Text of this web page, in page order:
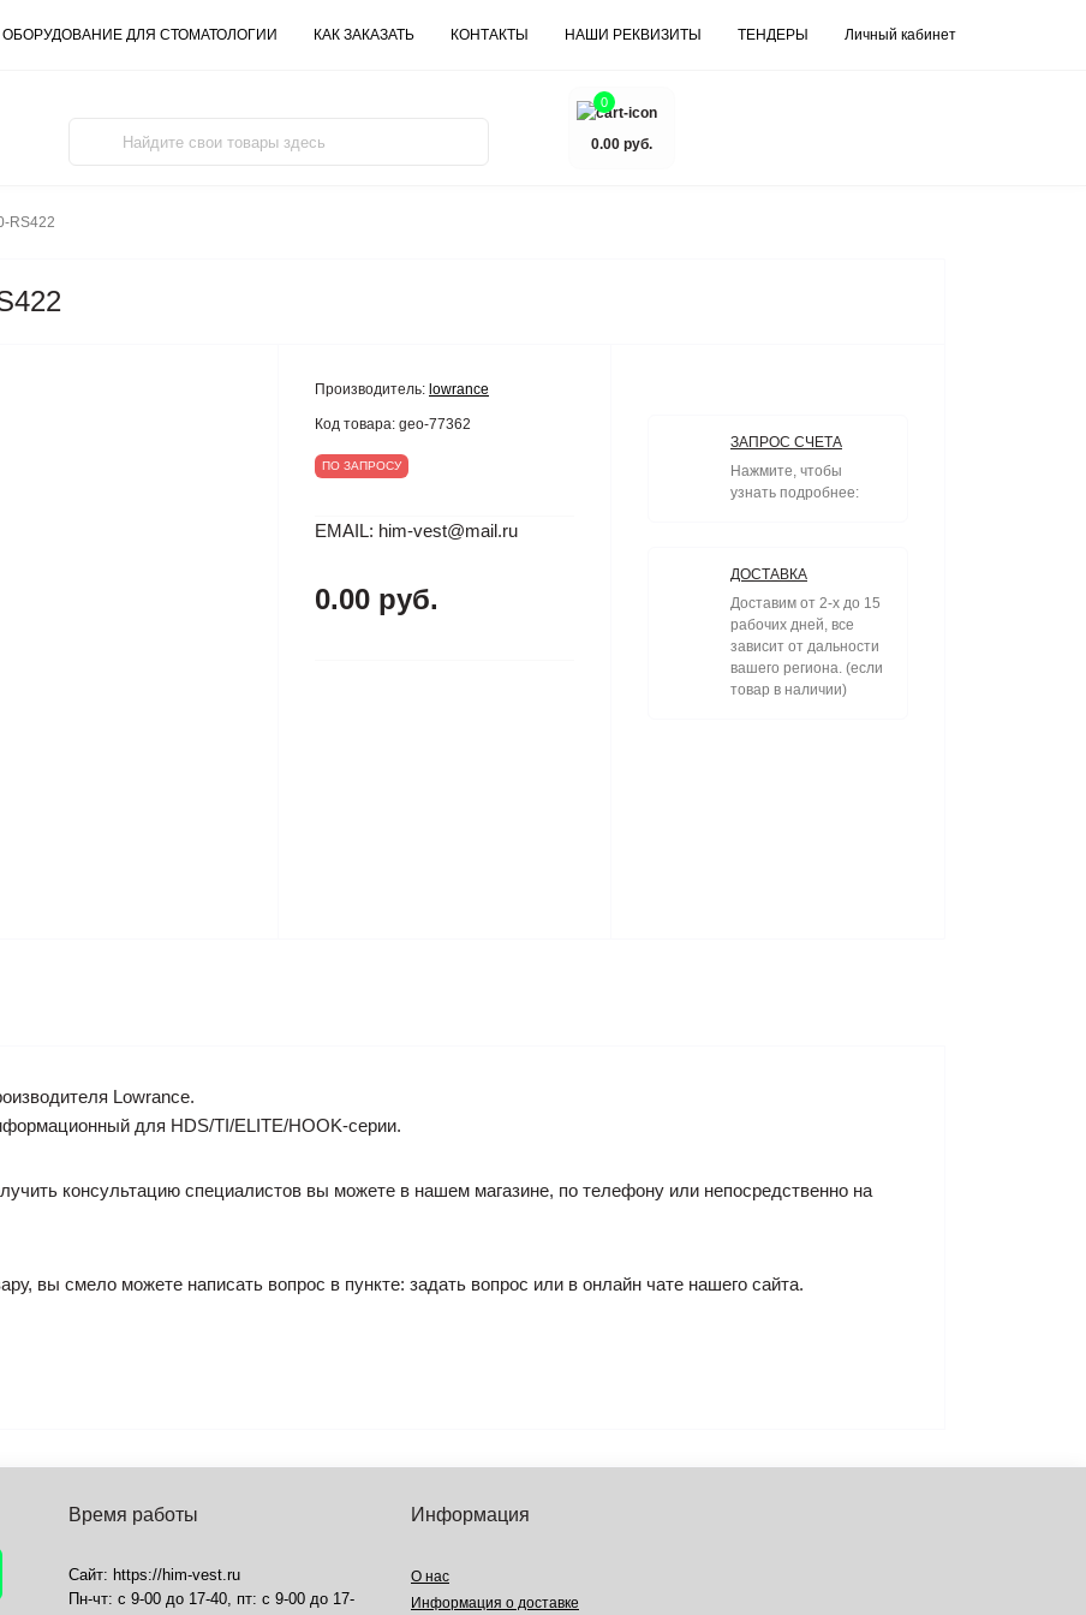
ОБОРУДОВАНИЕ ДЛЯ СТОМАТОЛОГИИ КАК ЗАКАЗАТЬ КОНТАКТЫ НАШИ РЕКВИЗИТЫ ТЕНДЕРЫ Личный кабинет
0
0.00 руб.
RS422
Производитель: lowrance
Код товара: geo-77362
ПО ЗАПРОСУ
EMAIL: him-vest@mail.ru
0.00 руб.
ЗАПРОС СЧЕТА
Нажмите, чтобы
узнать подробнее:
ДОСТАВКА
Доставим от 2-х до 15
рабочих дней, все
зависит от дальности
вашего региона. (если
товар в наличии)
Lowrance.
для HDS/TI/ELITE/HOOK-серии.
консультацию специалистов вы можете в нашем магазине, по телефону или непосредственно на
вы смело можете написать вопрос в пункте: задать вопрос или в онлайн чате нашего сайта.
Время работы
Сайт: https://him-vest.ru
Пн-чт: с 9-00 до 17-40, пт: с 9-00 до 17-
Информация
О нас
Информация о доставке